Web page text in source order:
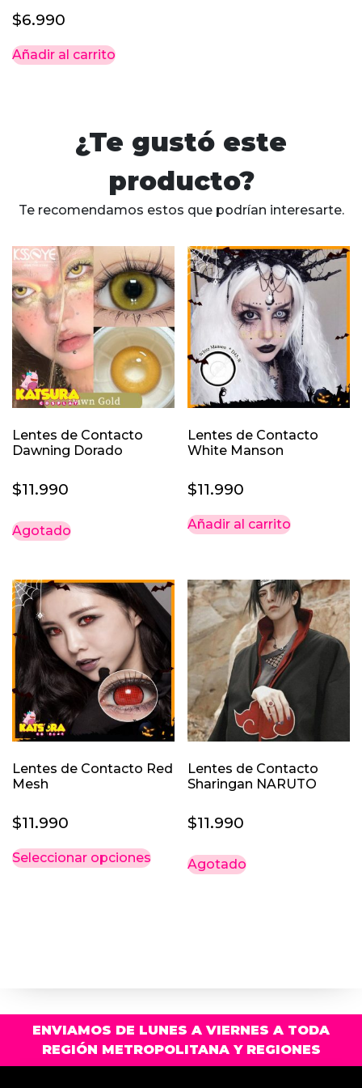
$6.990
Añadir al carrito
¿Te gustó este
producto?
Te recomendamos estos que podrían interesarte.
Lentes de Contacto
Dawning Dorado
$11.990
Agotado
Lentes de Contacto
White Manson
$11.990
Añadir al carrito
Lentes de Contacto Red
Mesh
$11.990
Seleccionar opciones
producto
elegir
en
la
Lentes de Contacto
Sharingan NARUTO
$11.990
Agotado
ENVIAMOS DE LUNES A VIERNES A TODA
REGIÓN METROPOLITANA Y REGIONES